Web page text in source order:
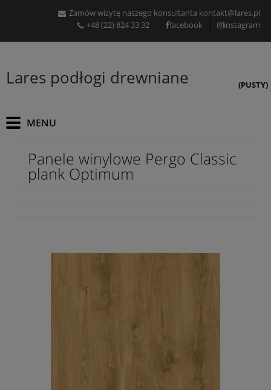
Zamów wizytę naszego konsultanta kontakt@lares.pl
+48 (22) 824 33 32
facebook instagram
Lares podłogi drewniane (PUSTY)
Panele winylowe Pergo Classic
plank Optimum